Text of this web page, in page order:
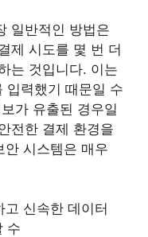
일반적인 방법은
제 시도를 몇 번 더
는 것입니다. 이는
입력했기 때문일 수
가 유출된 경우일
전한 결제 환경을
안 시스템은 매우
신속한 데이터
수